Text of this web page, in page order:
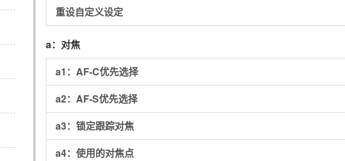
重设自定义设定
a： 对焦
a1： AF-C优先选择
a2： AF-S优先选择
a3： 锁定跟踪对焦
a4： 使用的对焦点